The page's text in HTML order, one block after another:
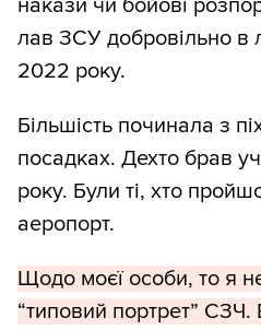
накази чи бойові
лав ЗСУ добровільно в
2022 року.
Більшість починала з
посадках. Дехто брав
року. Були ті, хто
аеропорт.
Щодо моєї особи, то я
“типовий портрет” СЗЧ.